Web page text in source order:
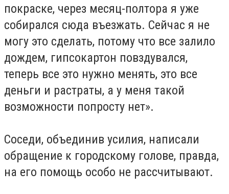
покраске, через месяц-полтора я уже
собирался сюда въезжать. Сейчас я не
могу это сделать, потому что все залило
дождем, гипсокартон повздувался,
теперь все это нужно менять, это все
деньги и растраты, а у меня такой
возможности попросту нет».
Соседи, объединив усилия, написали
обращение к городскому голове, правда,
на его помощь особо не рассчитывают.